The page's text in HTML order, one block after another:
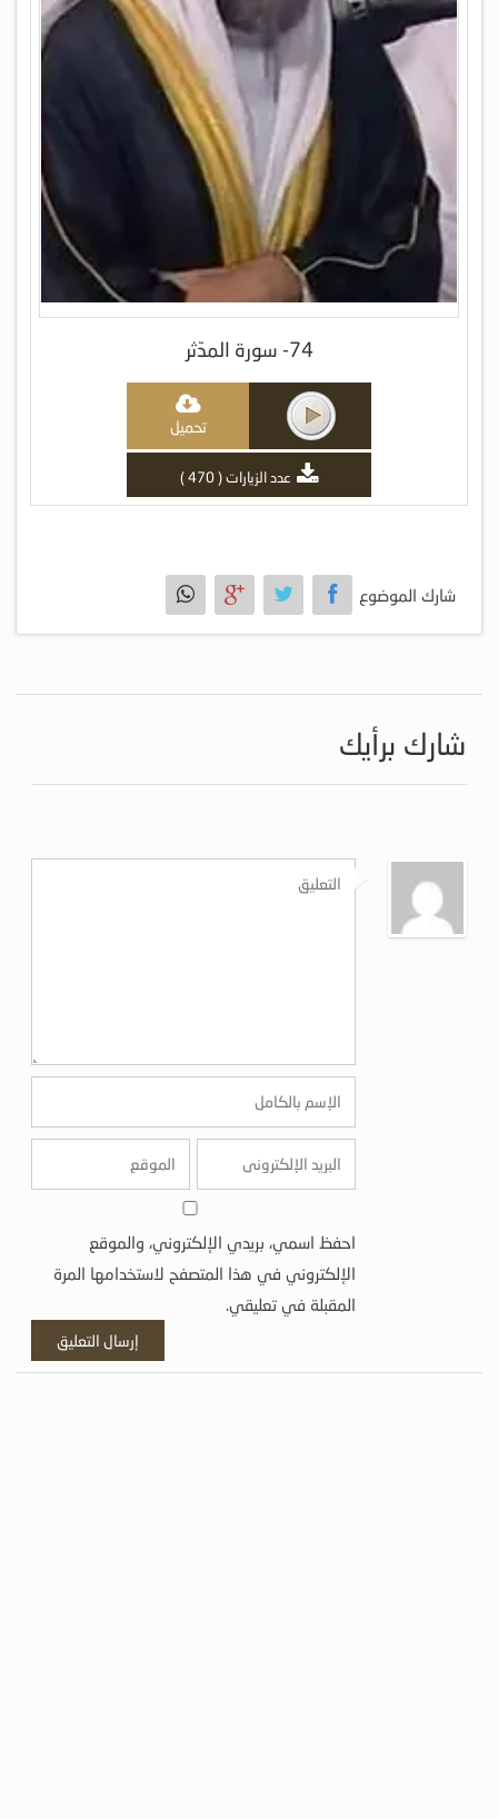
74- سورة المدّثر
تحميل
عدد الزيارات ( 470 )
شارك الموضوع
شارك برأيك
احفظ اسمي، بريدي الإلكتروني، والموقع
الإلكتروني في هذا المتصفح لاستخدامها المرة
المقبلة في تعليقي.